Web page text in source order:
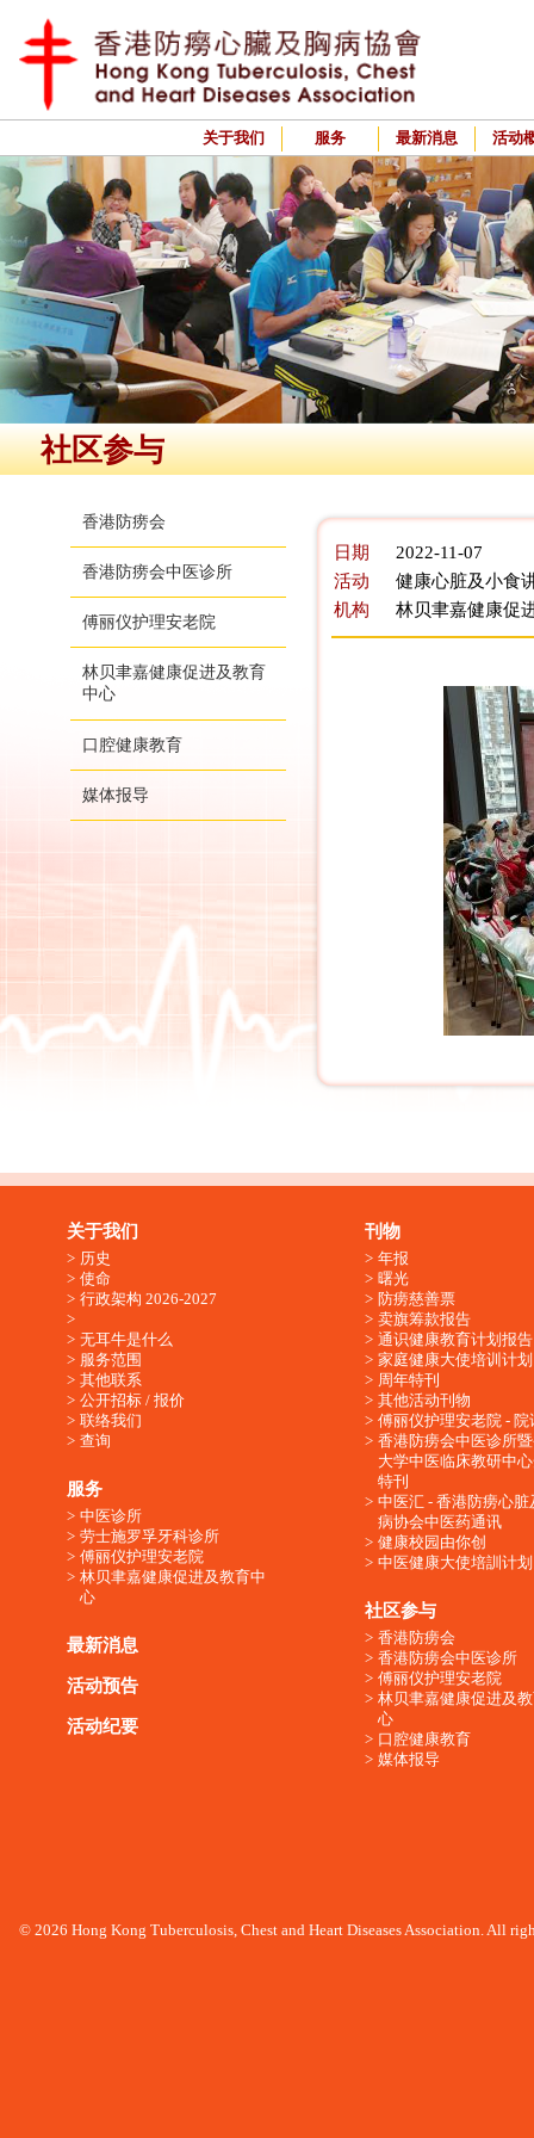
关于我们 服务 最新消息 活动
社区参与
香港防痨会
香港防痨会中医诊所
傅丽仪护理安老院
林贝聿嘉健康促进及教育
中心
口腔健康教育
媒体报导
日期
2022-11-07
活动
健康心脏及小食
机构
林贝聿嘉健康促
关于我们
历史
使命
行政架构 2026-2027
无耳牛是什么
服务范围
其他联系
公开招标 / 报价
联络我们
查询
服务
中医诊所
劳士施罗孚牙科诊所
傅丽仪护理安老院
林贝聿嘉健康促进及教育中
心
最新消息
活动预告
活动纪要
刊物
年报
曙光
防痨慈善票
卖旗筹款报告
通识健康教育计划报告
家庭健康大使培训计划
周年特刊
其他活动刊物
傅丽仪护理安老院 - 院
香港防痨会中医诊所
大学中医临床教研中
特刊
中医汇 - 香港防痨心脏
病协会中医药通讯
健康校园由你创
中医健康大使培訓计划
社区参与
香港防痨会
香港防痨会中医诊所
傅丽仪护理安老院
林贝聿嘉健康促进及
心
口腔健康教育
媒体报导
© 2026 Hong Kong Tuberculosis, Chest and Heart Diseases Association. All